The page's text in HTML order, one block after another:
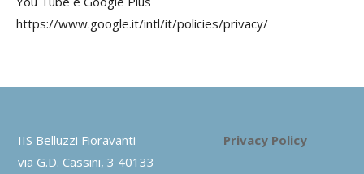
https://www.google.it/intl/it/policies/privacy/
IIS Belluzzi Fioravanti
via G.D. Cassini, 3 40133
Privacy Policy